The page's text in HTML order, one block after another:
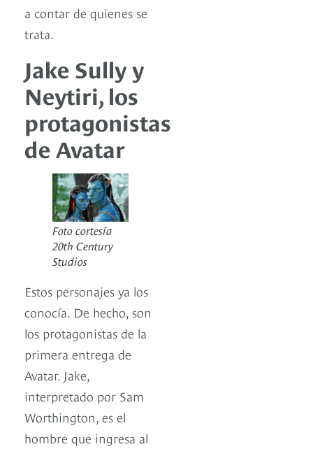
a contar de quienes se
trata.
Jake Sully y
Neytiri, los
protagonistas
de Avatar
Foto cortesía
20th Century
Studios
Estos personajes ya los
conocía. De hecho, son
los protagonistas de la
primera entrega de
Avatar. Jake,
interpretado por Sam
Worthington, es el
hombre que ingresa al